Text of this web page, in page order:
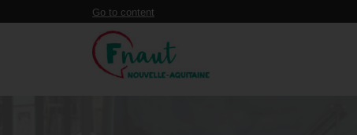
Panneau de gestion des cookies
Go to content